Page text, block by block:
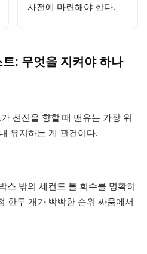
사전에 마련해야 한다.
: 무엇을 지켜야 하나
전진을 향할 때 맨유는 가장 위
유지하는 게 관건이다.
스 밖의 세컨드 볼 회수를 명확히
한두 개가 빡빡한 순위 싸움에서